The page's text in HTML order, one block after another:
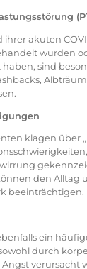
ihrer akuten
wurden
sind
klagen über
den Alltag
beeinträchtigen.
ein
durch
verursacht